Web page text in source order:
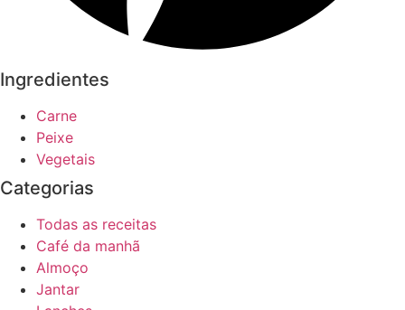
Ingredientes
Carne
Peixe
Vegetais
Categorias
Todas as receitas
Café da manhã
Almoço
Jantar